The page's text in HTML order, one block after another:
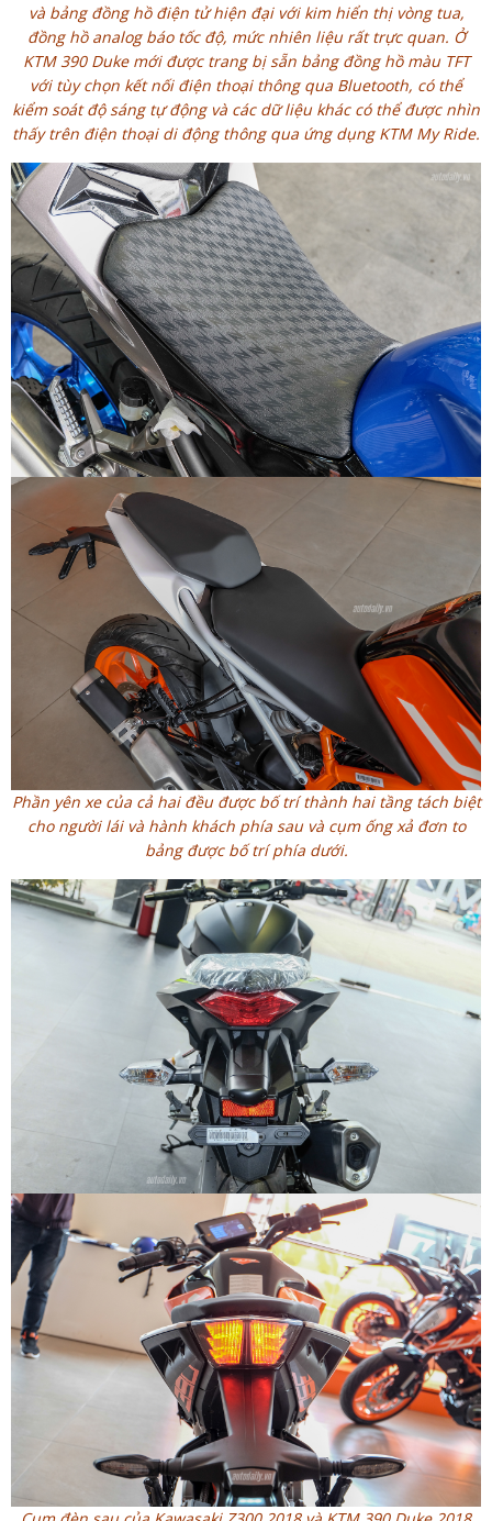
và bảng đồng hồ điện tử hiện đại với kim hiển thị vòng tua,
đồng hồ analog báo tốc độ, mức nhiên liệu rất trực quan. Ở
KTM 390 Duke mới được trang bị sẵn bảng đồng hồ màu TFT
với tùy chọn kết nối điện thoại thông qua Bluetooth, có thể
kiểm soát độ sáng tự động và các dữ liệu khác có thể được nhìn
thấy trên điện thoại di động thông qua ứng dụng KTM My Ride.
Phần yên xe của cả hai đều được bố trí thành hai tầng tách biệt
cho người lái và hành khách phía sau và cụm ống xả đơn to
bảng được bố trí phía dưới.